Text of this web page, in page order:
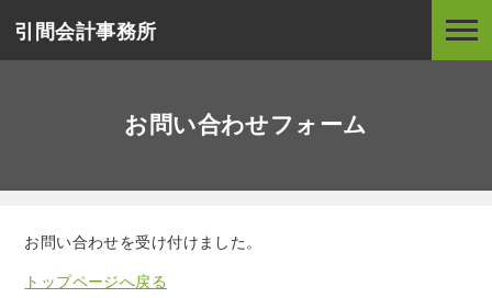
引間会計事務所
お問い合わせフォーム
お問い合わせを受け付けました。
トップページへ戻る